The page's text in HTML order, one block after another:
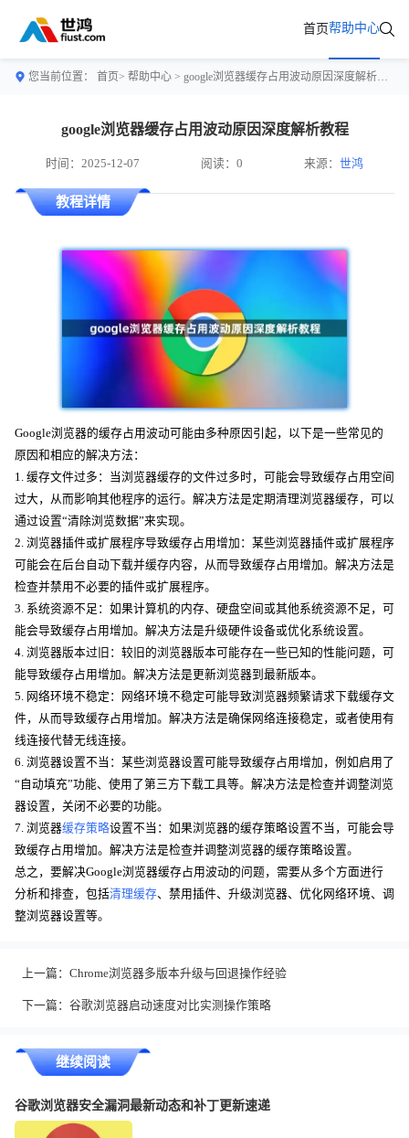
首页帮助中心
您当前位置： 首页> 帮助中心 > google浏览器缓存占用波动原因深度解析教程
google浏览器缓存占用波动原因深度解析教程
时间：2025-12-07 阅读：0 来源：世鸿
教程详情
Google浏览器的缓存占用波动可能由多种原因引起，以下是一些常见的
原因和相应的解决方法：
1. 缓存文件过多：当浏览器缓存的文件过多时，可能会导致缓存占用空间
过大，从而影响其他程序的运行。解决方法是定期清理浏览器缓存，可以
通过设置“清除浏览数据”来实现。
2. 浏览器插件或扩展程序导致缓存占用增加：某些浏览器插件或扩展程序
可能会在后台自动下载并缓存内容，从而导致缓存占用增加。解决方法是
检查并禁用不必要的插件或扩展程序。
3. 系统资源不足：如果计算机的内存、硬盘空间或其他系统资源不足，可
能会导致缓存占用增加。解决方法是升级硬件设备或优化系统设置。
4. 浏览器版本过旧：较旧的浏览器版本可能存在一些已知的性能问题，可
能导致缓存占用增加。解决方法是更新浏览器到最新版本。
5. 网络环境不稳定：网络环境不稳定可能导致浏览器频繁请求下载缓存文
件，从而导致缓存占用增加。解决方法是确保网络连接稳定，或者使用有
线连接代替无线连接。
6. 浏览器设置不当：某些浏览器设置可能导致缓存占用增加，例如启用了
“自动填充”功能、使用了第三方下载工具等。解决方法是检查并调整浏览
器设置，关闭不必要的功能。
7. 浏览器缓存策略设置不当：如果浏览器的缓存策略设置不当，可能会导
致缓存占用增加。解决方法是检查并调整浏览器的缓存策略设置。
总之，要解决Google浏览器缓存占用波动的问题，需要从多个方面进行
分析和排查，包括清理缓存、禁用插件、升级浏览器、优化网络环境、调
整浏览器设置等。
上一篇： Chrome浏览器多版本升级与回退操作经验
下一篇： 谷歌浏览器启动速度对比实测操作策略
继续阅读
谷歌浏览器安全漏洞最新动态和补丁更新速递